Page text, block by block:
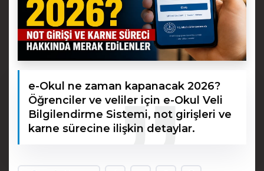
e-Okul ne zaman kapanacak 2026?
Öğrenciler ve veliler için e-Okul Veli
Bilgilendirme Sistemi, not girişleri ve
karne sürecine ilişkin detaylar.